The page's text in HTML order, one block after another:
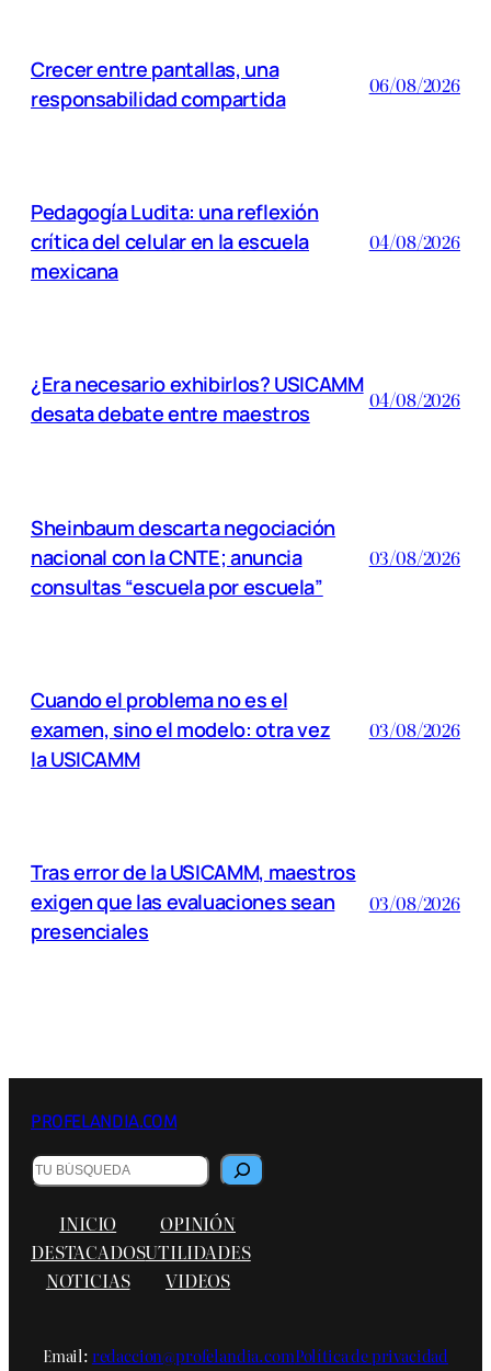
Crecer entre pantallas, una
responsabilidad compartida
06/08/2026
Pedagogía Ludita: una reflexión
crítica del celular en la escuela
mexicana
04/08/2026
¿Era necesario exhibirlos? USICAMM
desata debate entre maestros
04/08/2026
Sheinbaum descarta negociación
nacional con la CNTE; anuncia
consultas “escuela por escuela”
03/08/2026
Cuando el problema no es el
examen, sino el modelo: otra vez
la USICAMM
03/08/2026
Tras error de la USICAMM, maestros
exigen que las evaluaciones sean
presenciales
03/08/2026
PROFELANDIA.COM
Buscar
INICIO
DESTACADOS
NOTICIAS
OPINIÓN
UTILIDADES
VIDEOS
Email:redaccion@profelandia.comPolítica de privacidad